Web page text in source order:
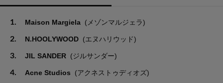
1. Maison Margiela (メゾンマルジェラ)
2. N.HOOLYWOOD (エヌハリウッド)
3. JIL SANDER (ジルサンダー)
4. Acne Studios (アクネストゥディオズ)